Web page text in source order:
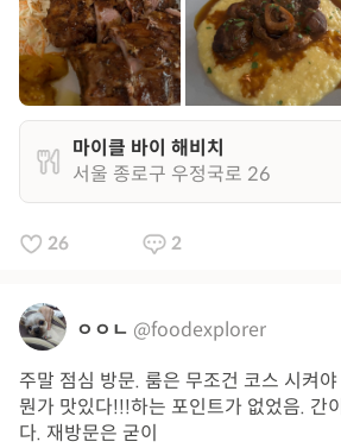
마이클 바이 해비치
서울 종로구 우정국로 26
26 2
ㅇㅇㄴ @foodexplorer
주말 점심 방문. 룸은 무조건 코스 시켜
뭔가 맛있다!!!하는 포인트가 없었음. 간
다. 재방문은 굳이